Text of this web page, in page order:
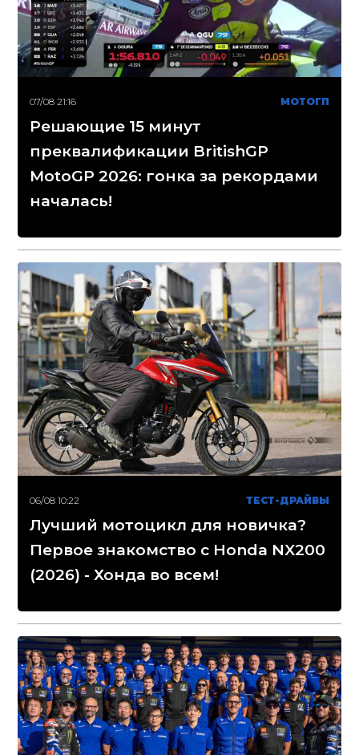
07/08 21:16 МОТОГП
Решающие 15 минут
преквалификации BritishGP
MotoGP 2026: гонка за рекордами
началась!
06/08 10:22 ТЕСТ-ДРАЙВЫ
Лучший мотоцикл для новичка?
Первое знакомство с Honda NX200
(2026) - Хонда во всем!